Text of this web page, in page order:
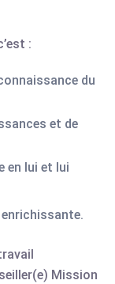
:
du
et de
en lui et lui
Mission